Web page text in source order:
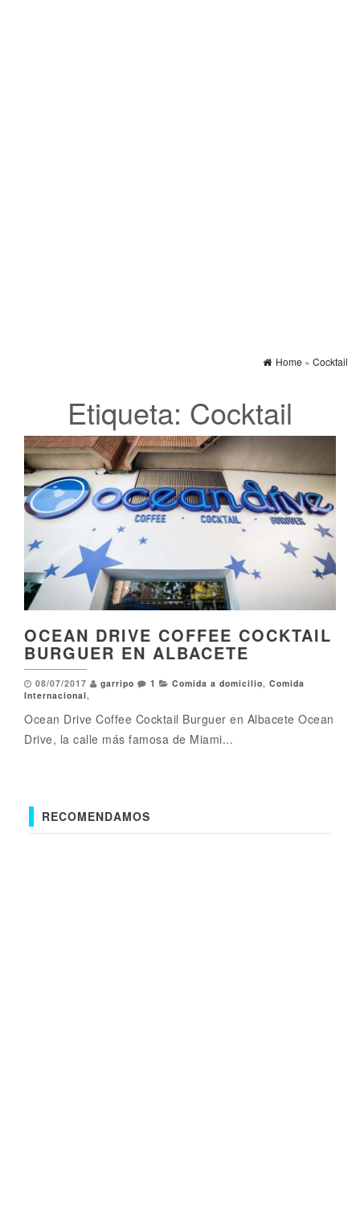
Home » Cocktail
Etiqueta: Cocktail
OCEAN DRIVE COFFEE COCKTAIL
BURGUER EN ALBACETE
08/07/2017 garripo 1 Comida a domicilio, Comida
Internacional,
Ocean Drive Coffee Cocktail Burguer en Albacete Ocean
Drive, la calle más famosa de Miami...
RECOMENDAMOS